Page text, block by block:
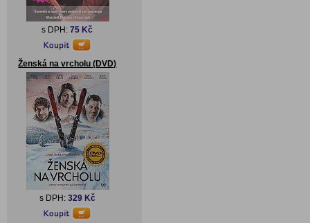
s DPH:75 Kč
Ženská na vrcholu (DVD)
s DPH: 329 Kč